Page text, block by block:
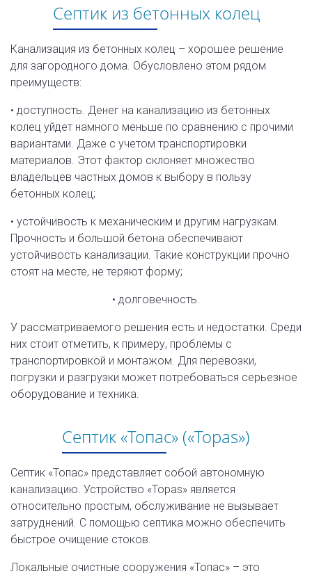
Септик из бетонных колец
Канализация из бетонных колец – хорошее решение
для загородного дома. Обусловлено этом рядом
преимуществ:
• доступность. Денег на канализацию из бетонных
колец уйдет намного меньше по сравнению с прочими
вариантами. Даже с учетом транспортировки
материалов. Этот фактор склоняет множество
владельцев частных домов к выбору в пользу
бетонных колец;
• устойчивость к механическим и другим нагрузкам.
Прочность и большой бетона обеспечивают
устойчивость канализации. Такие конструкции прочно
стоят на месте, не теряют форму;
• долговечность.
У рассматриваемого решения есть и недостатки. Среди
них стоит отметить, к примеру, проблемы с
транспортировкой и монтажом. Для перевозки,
погрузки и разгрузки может потребоваться серьезное
оборудование и техника.
Септик «Топас» («Topas»)
Септик «Топас» представляет собой автономную
канализацию. Устройство «Topas» является
относительно простым, обслуживание не вызывает
затруднений. С помощью септика можно обеспечить
быстрое очищение стоков.
Локальные очистные сооружения «Топас» – это